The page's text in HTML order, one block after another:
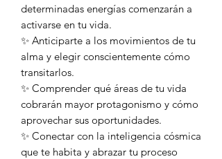
determinadas energías comenzarán a
activarse en tu vida.
✨ Anticiparte a los movimientos de tu
alma y elegir conscientemente cómo
transitarlos.
✨ Comprender qué áreas de tu vida
cobrarán mayor protagonismo y cómo
aprovechar sus oportunidades.
✨ Conectar con la inteligencia cósmica
que te habita y abrazar tu proceso